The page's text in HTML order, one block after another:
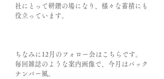
社にとって研鑽の場になり、様々な蓄積にも
役立っています。
ちなみに12月のフォロー会はこちらです。
毎回雑誌のような案内画像で、今月はバック
ナンバー風。